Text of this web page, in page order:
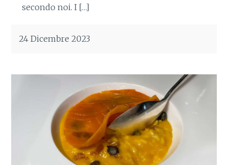
secondo noi. I […]
24 Dicembre 2023